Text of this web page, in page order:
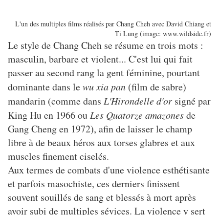
L'un des multiples films réalisés par Chang Cheh avec David Chiang et
Ti Lung (image: www.wildside.fr)
Le style de Chang Cheh se résume en trois mots :
masculin, barbare et violent... C'est lui qui fait
passer au second rang la gent féminine, pourtant
dominante dans lewu xia pan (film de sabre)
mandarin (comme dans L'Hirondelle d'or signé par
King Hu en 1966 ou Les Quatorze amazonesde
Gang Cheng en 1972), afin de laisser le champ
libre à de beaux héros aux torses glabres et aux
muscles finement ciselés.
Aux termes de combats d'une violence esthétisante
et parfois masochiste, ces derniers finissent
souvent souillés de sang et blessés à mort après
avoir subi de multiples sévices. La violence y sert